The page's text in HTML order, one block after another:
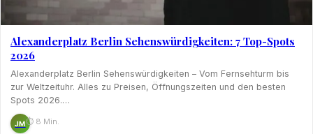
Alexanderplatz Berlin Sehenswürdigkeiten: 7 Top-Spots
2026
Alexanderplatz Berlin Sehenswürdigkeiten – Vom Fernsehturm bis
zur Weltzeituhr. Alles zu Preisen, Öffnungszeiten und den besten
Spots 2026.…
JM⏱ 8 Min.